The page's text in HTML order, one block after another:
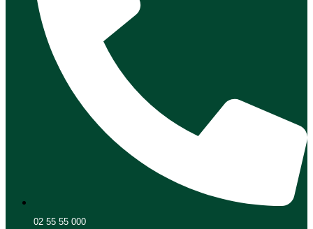
02 55 55 000